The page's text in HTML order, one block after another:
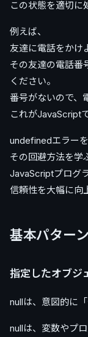
この状態を適切に
例えば、
友達に電話をかけ
その友達の電話番
ください。
番号がないので、
これがJavaScript
undefinedエラーを
その回避方法を学
JavaScriptプログ
信頼性を大幅に向
基本パター
指定したオブジ
nullは、意図的に
nullは、変数やプ